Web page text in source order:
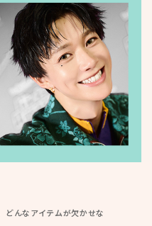
んなアイテムが欠かせな